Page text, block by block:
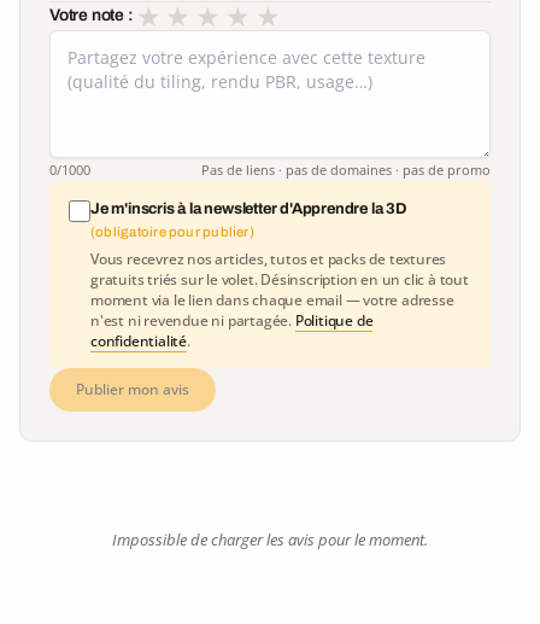
Votre note : ★
★
★
★
★
0/1000 Pas de liens · pas de domaines · pas de promo
Je m'inscris à la newsletter d'Apprendre la 3D
(obligatoire pour publier)
Vous recevrez nos articles, tutos et packs de textures
gratuits triés sur le volet. Désinscription en un clic à tout
moment via le lien dans chaque email — votre adresse
n'est ni revendue ni partagée. Politique de
confidentialité.
Publier mon avis
Impossible de charger les avis pour le moment.